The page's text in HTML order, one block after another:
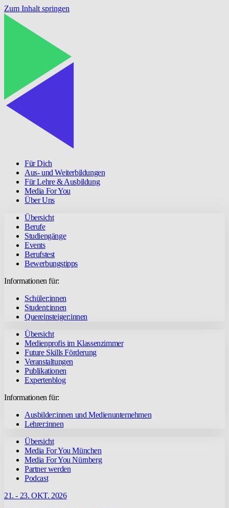
Zum Inhalt springen
Für Dich
Aus- und Weiterbildungen
Für Lehre & Ausbildung
Media For You
Über Uns
Übersicht
Berufe
Studiengänge
Events
Berufstest
Bewerbungstipps
Informationen für:
Schüler:innen
Student:innen
Quereinsteiger:innen
Übersicht
Medienprofis im Klassenzimmer
Future Skills Förderung
Veranstaltungen
Publikationen
Expertenblog
Informationen für:
Ausbilder:innen und Medienunternehmen
Lehrer:innen
Übersicht
Media For You München
Media For You Nürnberg
Partner werden
Podcast
21. - 23. OKT. 2026